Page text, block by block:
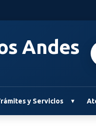
Andes
y Servicios